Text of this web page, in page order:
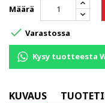
Määrä
 Varastossa
Kysy tuotteesta
KUVAUS